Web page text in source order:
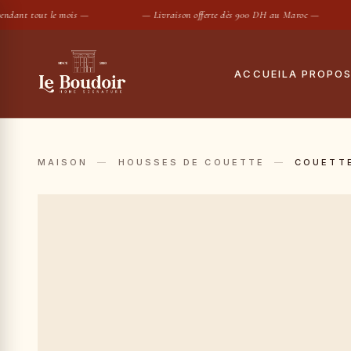
tout le mois — — Livraison offerte dès 900 DH au Maroc —
ACCUEILA PROPOS
Le showroom
MAISON — HOUSSES DE COUETTE —